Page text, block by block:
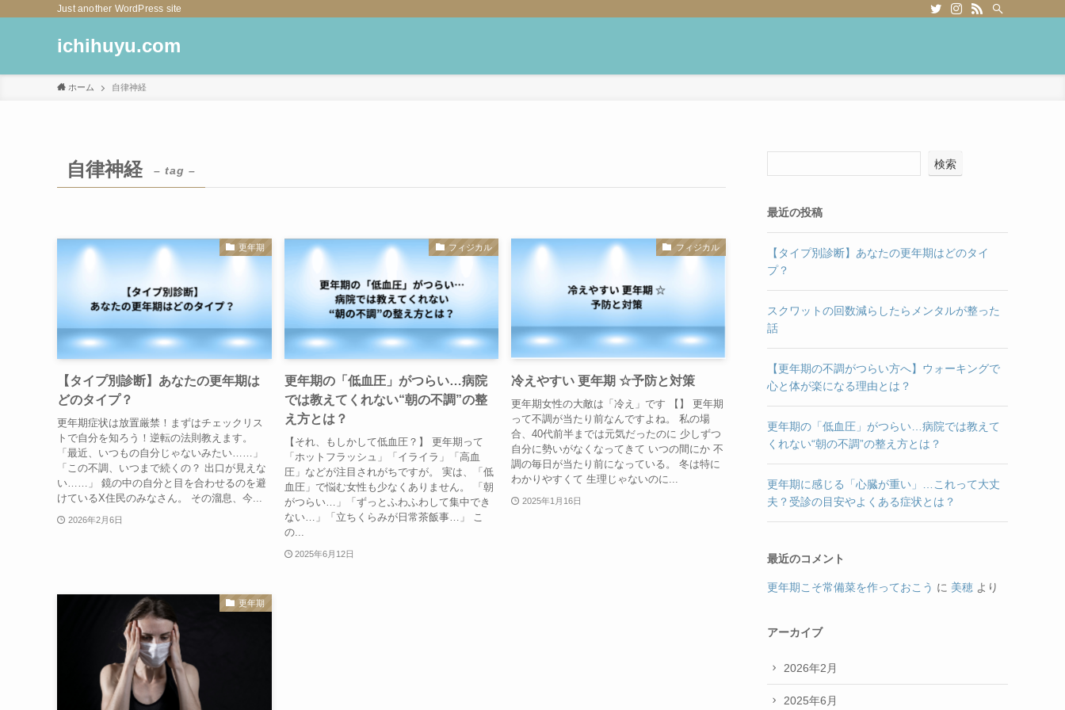
Just another WordPress site
ichihuyu.com
ホーム 自律神経
自律神経 – tag –
更年期
【タイプ別診断】あなたの更年期は
どのタイプ？
更年期症状は放置厳禁！まずはチェックリス
トで自分を知ろう！逆転の法則教えます。
「最近、いつもの自分じゃないみたい……」
「この不調、いつまで続くの？ 出口が見えな
い……」 鏡の中の自分と目を合わせるのを避
けているX住民のみなさん。 その溜息、今...
2026年2月6日
フィジカル
更年期の「低血圧」がつらい…病院
では教えてくれない“朝の不調”の整
え方とは？
【それ、もしかして低血圧？】 更年期って
「ホットフラッシュ」「イライラ」「高血
圧」などが注目されがちですが。 実は、「低
血圧」で悩む女性も少なくありません。 「朝
がつらい…」「ずっとふわふわして集中でき
ない…」「立ちくらみが日常茶飯事…」 こ
の...
2025年6月12日
フィジカル
冷えやすい 更年期 ☆予防と対策
更年期女性の大敵は「冷え」です 【】 更年期
って不調が当たり前なんですよね。 私の場
合、40代前半までは元気だったのに 少しずつ
自分に勢いがなくなってきて いつの間にか 不
調の毎日が当たり前になっている。 冬は特に
わかりやすくて 生理じゃないのに...
2025年1月16日
更年期
検索
最近の投稿
【タイプ別診断】あなたの更年期はどのタイ
プ？
スクワットの回数減らしたらメンタルが整った
話
【更年期の不調がつらい方へ】ウォーキングで
心と体が楽になる理由とは？
更年期の「低血圧」がつらい…病院では教えて
くれない“朝の不調”の整え方とは？
更年期に感じる「心臓が重い」…これって大丈
夫？受診の目安やよくある症状とは？
最近のコメント
更年期こそ常備菜を作っておこう に 美穂 より
アーカイブ
2026年2月
2025年6月